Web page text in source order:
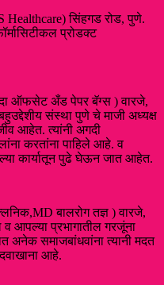
सिंहगड रोड, पुणे.
प्रोडक्ट
ऑफसेट अँड पेपर बॅग्स ) वारजे,
संस्था पुणे चे माजी अध्यक्ष
आहेत. त्यांनी अगदी
करतांना पाहिले आहे. व
कार्यातून पुढे घेऊन जात आहेत.
बालरोग तज्ञ ) वारजे,
आपल्या प्रभागातील गरजूंना
अनेक समाजबांधवांना त्यानी मदत
आहे.